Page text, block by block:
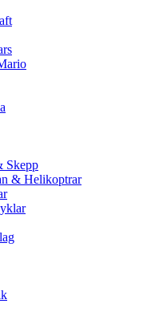
Skepp
& Helikoptrar